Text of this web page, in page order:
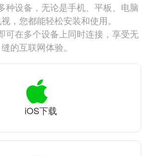
种设备，无论是手机、平板、电脑
，您都能轻松安装和使用。
可在多个设备上同时连接，享受无
缝的互联网体验。
iOS下载